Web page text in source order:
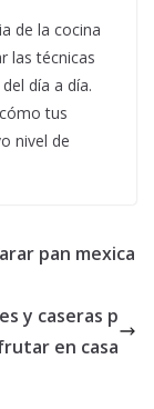
de la cocina
las técnicas
día a día.
tus
nivel de
pan mexica
y caseras p
en casa